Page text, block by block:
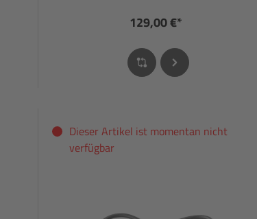
129,00 €*
Dieser Artikel ist momentan nicht
verfügbar